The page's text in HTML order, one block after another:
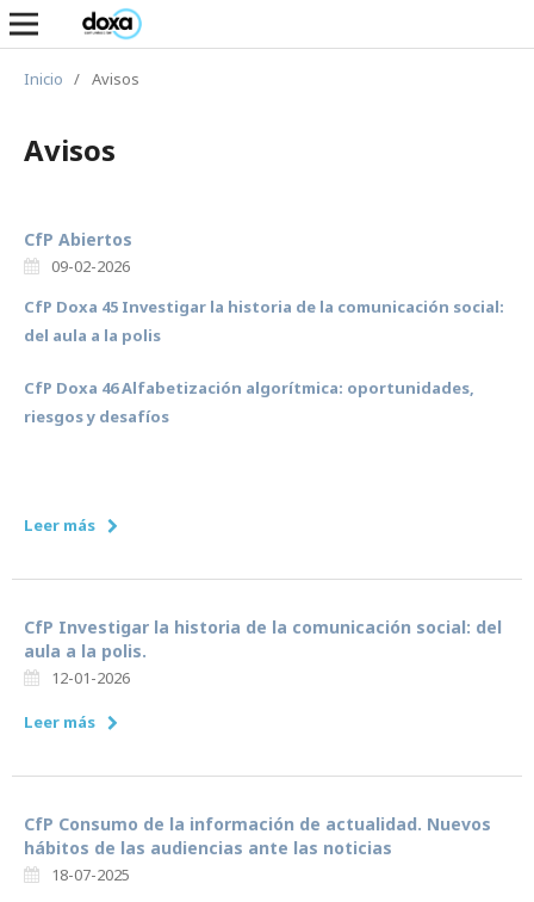
Inicio / Avisos
Avisos
CfP Abiertos
09-02-2026
CfP Doxa 45 Investigar la historia de la comunicación social:
del aula a la polis
CfP Doxa 46 Alfabetización algorítmica: oportunidades,
riesgos y desafíos
Leer más
CfP Investigar la historia de la comunicación social: del
aula a la polis.
12-01-2026
Leer más
CfP Consumo de la información de actualidad. Nuevos
hábitos de las audiencias ante las noticias
18-07-2025